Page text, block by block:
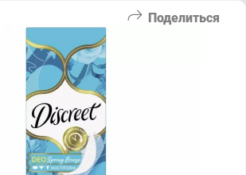
Поделиться